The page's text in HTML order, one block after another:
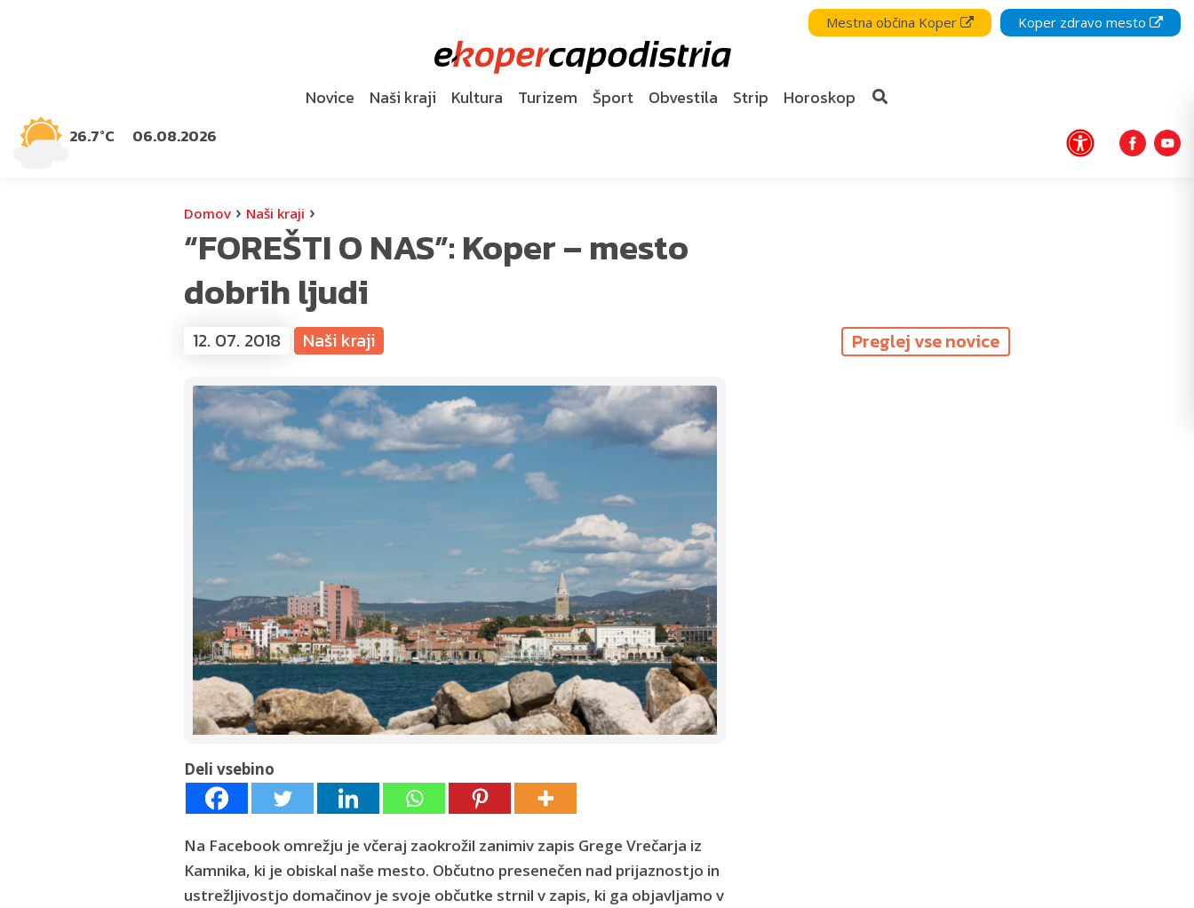
Mestna občina Koper Koper zdravo mesto
26.7°C 06.08.2026
Novice Naši kraji Kultura Turizem Šport Obvestila Strip Horoskop
Domov › Naši kraji ›
“FOREŠTI O NAS”: Koper – mesto
dobrih ljudi
12. 07. 2018 Naši kraji Preglej vse novice
Deli vsebino
Na Facebook omrežju je včeraj zaokrožil zanimiv zapis Grege Vrečarja iz
Kamnika, ki je obiskal naše mesto. Občutno presenečen nad prijaznostjo in
ustrežljivostjo domačinov je svoje občutke strnil v zapis, ki ga objavljamo v